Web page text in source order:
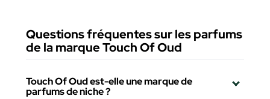
Questions fréquentes sur les parfums
de la marque Touch Of Oud
Touch Of Oud est-elle une marque de
parfums de niche ?